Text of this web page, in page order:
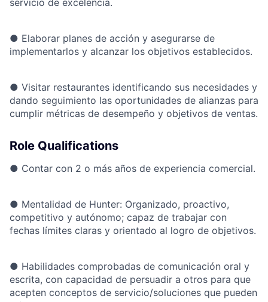
servicio de excelencia.
● Elaborar planes de acción y asegurarse de
implementarlos y alcanzar los objetivos establecidos.
● Visitar restaurantes identificando sus necesidades y
dando seguimiento las oportunidades de alianzas para
cumplir métricas de desempeño y objetivos de ventas.
Role Qualifications
● Contar con 2 o más años de experiencia comercial.
● Mentalidad de Hunter: Organizado, proactivo,
competitivo y autónomo; capaz de trabajar con
fechas límites claras y orientado al logro de objetivos.
● Habilidades comprobadas de comunicación oral y
escrita, con capacidad de persuadir a otros para que
acepten conceptos de servicio/soluciones que pueden